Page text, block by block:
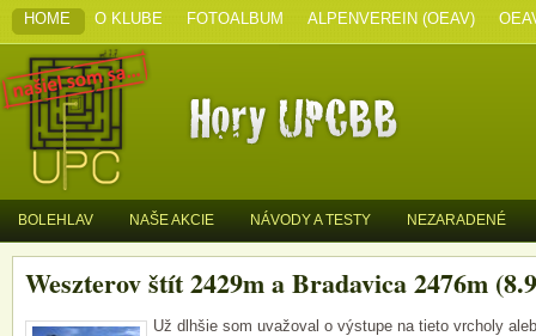
HOME O KLUBE FOTOALBUM ALPENVEREIN (OEAV)
BOLEHLAV NAŠE AKCIE NÁVODY A TESTY NEZARADENÉ
Weszterov štít 2429m a Bradavica 2476m
Už dlhšie som uvažoval o výstupe na tieto vrcholy